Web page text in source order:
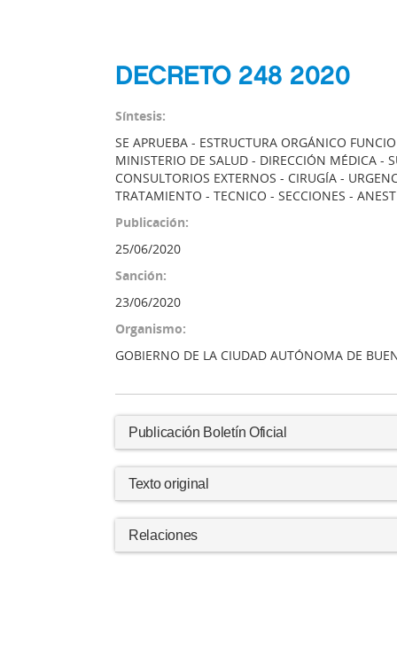
DECRETO 248 2020
Síntesis:
SE APRUEBA - ESTRUCTURA ORGÁNICO
MINISTERIO DE SALUD - DIRECCIÓN MÉDICA -
CONSULTORIOS EXTERNOS - CIRUGÍA -
TRATAMIENTO - TECNICO - SECCIONES -
Publicación:
25/06/2020
Sanción:
23/06/2020
Organismo:
GOBIERNO DE LA CIUDAD AUTÓNOMA DE
Publicación Boletín Oficial
Texto original
Relaciones